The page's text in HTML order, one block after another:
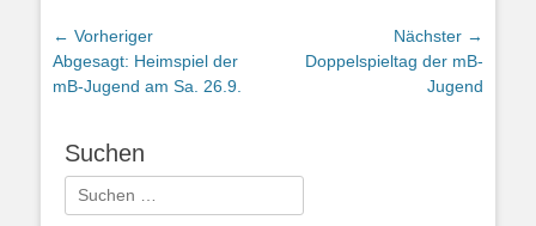
Beitragsnavigation
← Vorheriger
Vorheriger
Beitrag:
Abgesagt: Heimspiel der
mB-Jugend am Sa. 26.9.
Nächster →
NächsterDoppelspieltag der mB-
Jugend
Suchen
Suchen
nach: